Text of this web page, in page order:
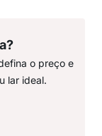
o preço e
lar ideal.